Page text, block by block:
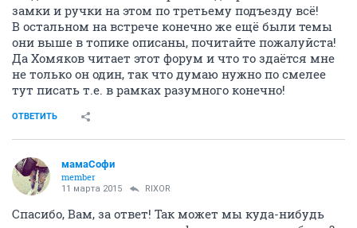
замки и ручки на этом по третьему подъезду всё!
В остальном на встрече конечно же ещё были темы
они выше в топике описаны, почитайте пожалуйста!
Да Хомяков читает этот форум и что то здаётся мне
не только он один, так что думаю нужно по смелее
тут писать т.е. в рамках разумного конечно!
ОТВЕТИТЬ
мамаСофи
member
11 марта 2015 RIXOR
Спасибо, Вам, за ответ! Так может мы куда-нибудь